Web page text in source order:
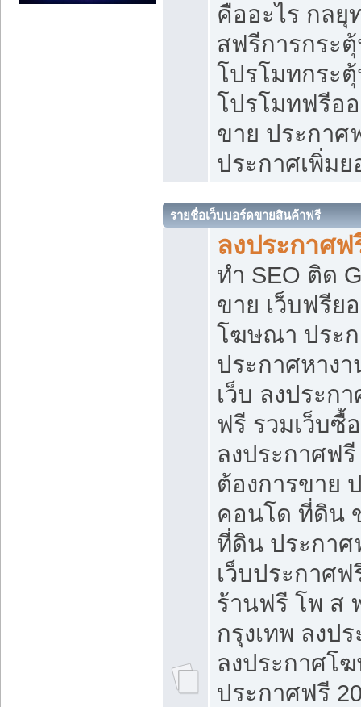
คืออะไร กลยุ
สฟรีการกระ
โปรโมทกระ
โปรโมทฟรีอ
ขาย ประกาศ
ประกาศเพิ่ม
รายชื่อเว็บบอร์ดขายสินค้าฟรี
ลงประกาศฟ
ทำ SEO ติด
ขาย เว็บฟรีย
โฆษณา ประ
ประกาศหาง
เว็บ ลงประก
ฟรี รวมเว็บซื้
ลงประกาศฟ
ต้องการขาย
คอนโด ที่ดิน
ที่ดิน ประกา
เว็บประกาศ
ร้านฟรี โพ ส
กรุงเทพ ลงป
ลงประกาศโ
ประกาศฟรี